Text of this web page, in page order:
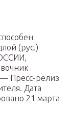
(рус.)
Пресс-релиз
Дата
21 марта